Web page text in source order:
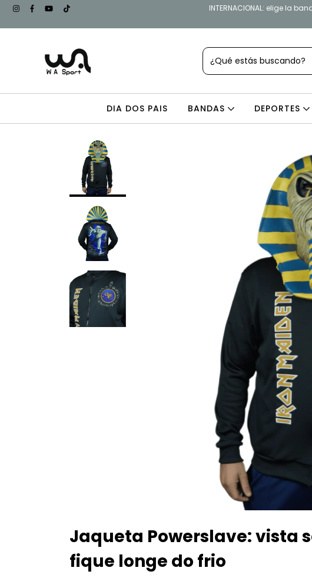
INTERNACIONAL: elige la
DIA DOS PAIS BANDAS DEPORTES
Jaqueta Powerslave: vista
fique longe do frio